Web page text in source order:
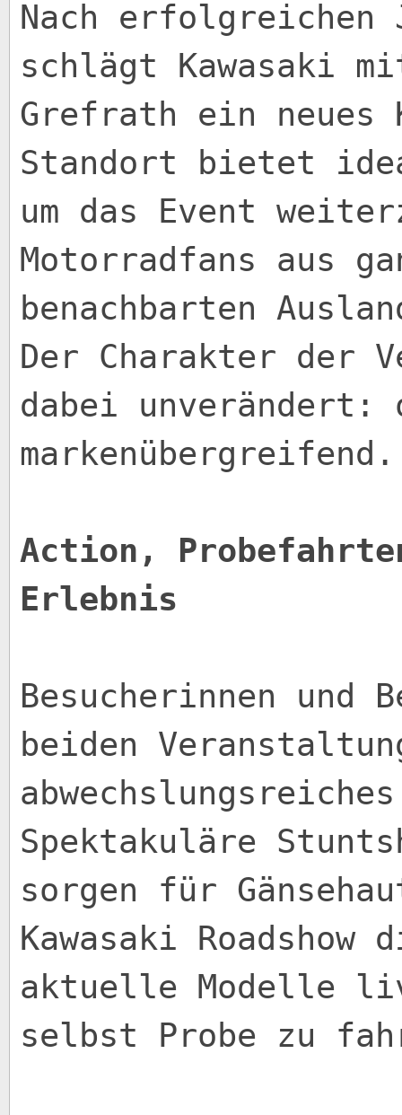
Nach erfolgreichen
schlägt Kawasaki
Grefrath ein neues
Standort bietet
um das Event
Motorradfans aus
benachbarten
Der Charakter der
dabei unverändert:
markenübergreifend.
Action,
Erlebnis
Besucherinnen und
beiden
Spektakuläre
sorgen für
Kawasaki
aktuelle Modelle
selbst Probe zu